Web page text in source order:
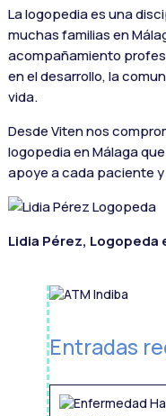
La logopedia es una
muchas familias en
acompañamiento
en el desarrollo, la
vida.
Desde Viten nos
logopedia en Málaga
apoye a cada paciente
Lidia Pérez, Logopeda
Entradas